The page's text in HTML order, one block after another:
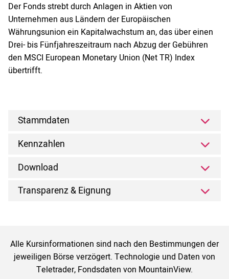
Der Fonds strebt durch Anlagen in Aktien von
Unternehmen aus Ländern der Europäischen
Währungsunion ein Kapitalwachstum an, das über einen
Drei- bis Fünfjahreszeitraum nach Abzug der Gebühren
den MSCI European Monetary Union (Net TR) Index
übertrifft.
Stammdaten
Kennzahlen
Download
Transparenz & Eignung
Alle Kursinformationen sind nach den Bestimmungen der
jeweiligen Börse verzögert. Technologie und Daten von
Teletrader, Fondsdaten von MountainView.